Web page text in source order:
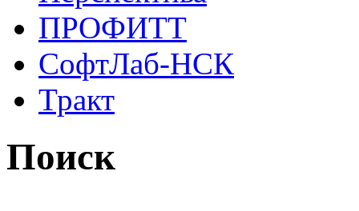
ПРОФИТТ
СофтЛаб-НСК
Тракт
Поиск